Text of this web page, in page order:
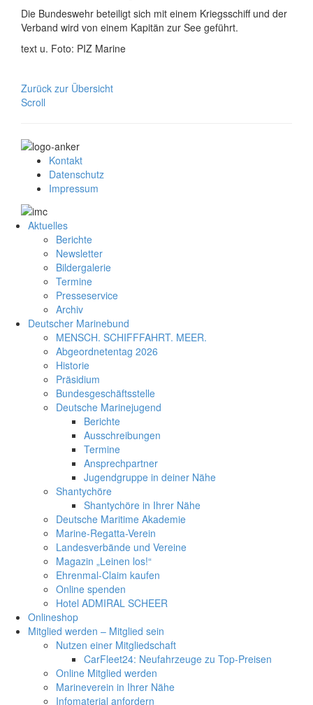
Die Bundeswehr beteiligt sich mit einem Kriegsschiff und der
Verband wird von einem Kapitän zur See geführt.
text u. Foto: PIZ Marine
Zurück zur Übersicht
Scroll
Kontakt
Datenschutz
Impressum
Aktuelles
Berichte
Newsletter
Bildergalerie
Termine
Presseservice
Archiv
Deutscher Marinebund
MENSCH. SCHIFFFAHRT. MEER.
Abgeordnetentag 2026
Historie
Präsidium
Bundesgeschäftsstelle
Deutsche Marinejugend
Berichte
Ausschreibungen
Termine
Ansprechpartner
Jugendgruppe in deiner Nähe
Shantychöre
Shantychöre in Ihrer Nähe
Deutsche Maritime Akademie
Marine-Regatta-Verein
Landesverbände und Vereine
Magazin „Leinen los!“
Ehrenmal-Claim kaufen
Online spenden
Hotel ADMIRAL SCHEER
Onlineshop
Mitglied werden – Mitglied sein
Nutzen einer Mitgliedschaft
CarFleet24: Neufahrzeuge zu Top-Preisen
Online Mitglied werden
Marineverein in Ihrer Nähe
Infomaterial anfordern